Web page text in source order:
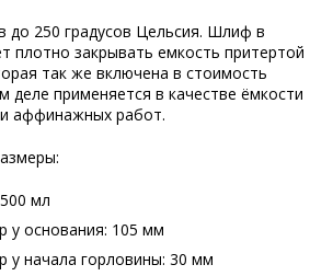
до 250 градусов Цельсия. Шлиф в
плотно закрывать емкость притертой
так же включена в стоимость
деле применяется в качестве ёмкости
и аффинажных работ.
мл
у основания: 105 мм
у начала горловины: 30 мм